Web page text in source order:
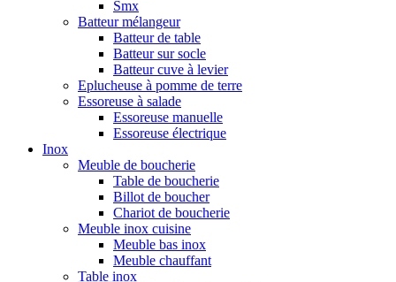
Smx
Batteur mélangeur
Batteur de table
Batteur sur socle
Batteur cuve à levier
Eplucheuse à pomme de terre
Essoreuse à salade
Essoreuse manuelle
Essoreuse électrique
Inox
Meuble de boucherie
Table de boucherie
Billot de boucher
Chariot de boucherie
Meuble inox cuisine
Meuble bas inox
Meuble chauffant
Table inox